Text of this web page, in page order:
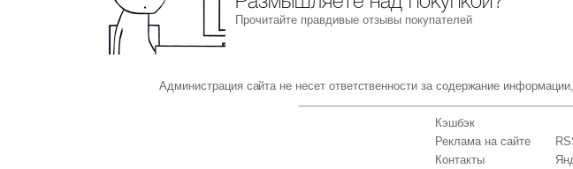
Прочитайте правдивые отзывы покупателей
Администрация сайта не несет ответственности за содержание
Кэшбэк
Реклама на сайте
Контакты